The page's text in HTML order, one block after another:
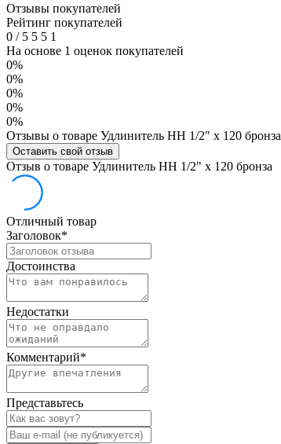
Отзывы покупателей
Рейтинг покупателей
0 /5 5 5 1
На основе 1 оценок покупателей
0%
0%
0%
0%
0%
Отзывы о товаре Удлинитель НН 1/2" x 120 бронза
Оставить свой отзыв
Отзыв о товаре Удлинитель НН 1/2" x 120 бронза
Отличный товар
Заголовок*
Достоинства
Недостатки
Комментарий*
Представьтесь